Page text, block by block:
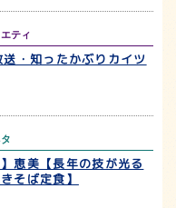
ティ
・知ったかぶりカイツ
】恵美【長年の技が光る
そば定食】